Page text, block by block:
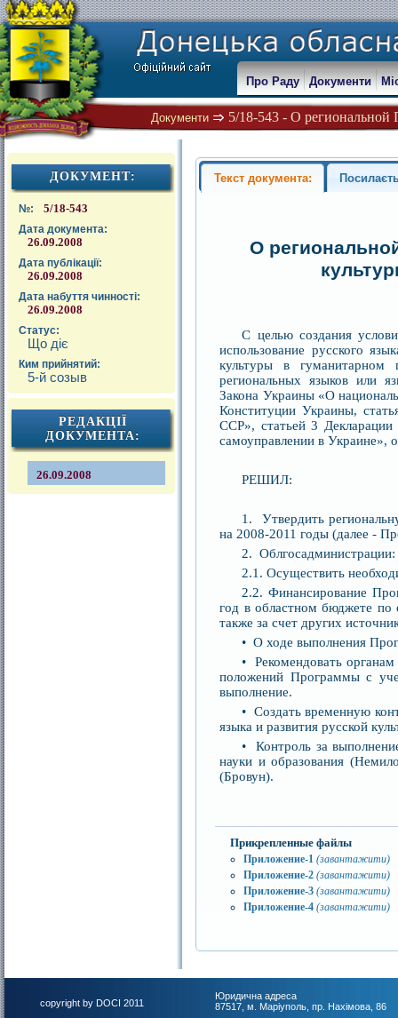
Документи 5/18-543 - О региональной
Про Раду Документи
ДОКУМЕНТ:
№: 5/18-543
Дата документа:
26.09.2008
Дата публікації:
26.09.2008
Дата набуття чинності:
26.09.2008
Статус:
Що діє
Ким прийнятий:
5-й созыв
РЕДАКЦІЇ
ДОКУМЕНТА:
26.09.2008
Текст документа:
О
С целью создания
использование русского
культуры в гуманитарном
региональных языков или
Закона Украины «О
Конституции Украины,
ССР», статьей 3
самоуправлении в Украине»,
РЕШИЛ:
1. Утвердить
на 2008-2011 годы (далее -
2. Облгосадминистрации:
2.1. Осуществить
2.2. Финансирование
год в областном бюджете по
также за счет других
• О ходе выполнения
• Рекомендовать
положений Программы с
выполнение.
• Создать временную
языка и развития русской
• Контроль за
науки и образования
(Бровун).
Прикрепленные файлы
Приложение-1 (завантажити)
Приложение-2 (завантажити)
Приложение-3 (завантажити)
Приложение-4 (завантажити)
copyright by DOCI 2011
Юридична адреса
87517, м. Маріуполь, пр. Нахімова, 86